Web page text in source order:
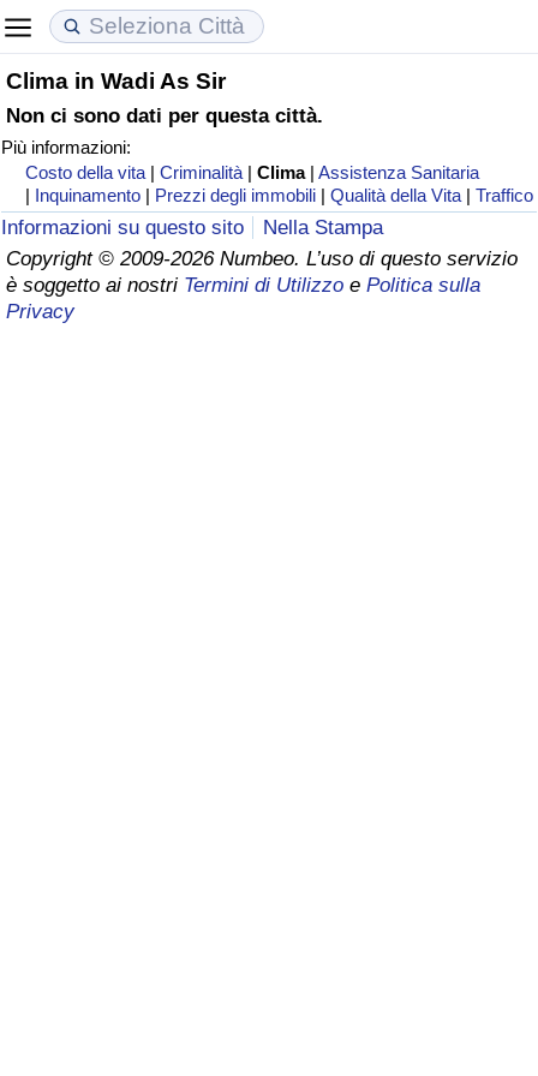
Clima in Wadi As Sir
Non ci sono dati per questa città.
Più informazioni:
Costo della vita |Criminalità |Clima |Assistenza Sanitaria
| Inquinamento | Prezzi degli immobili |Qualità della Vita |Traffico
Informazioni su questo sito
Nella Stampa
Copyright © 2009-2026 Numbeo. L’uso di questo servizio
è soggetto ai nostri Termini di Utilizzo e Politica sulla
Privacy
Costo della vita
Indice Del Costo Della Vita (corrente)
Indice Del Costo Della Vita
Indice del Costo della Vita per Nazione
Prezzi degli immobili
Indice del Prezzo delle Case (Corrente)
Indice del Prezzo delle Case
Indice del Prezzo delle Case per Nazione
Qualità della Vita
Indice della Qualità della Vita
Indice della Qualità della Vita (Corrente)
Indice della qualità della vita per Paese